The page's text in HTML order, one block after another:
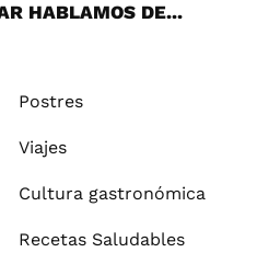
HABLAMOS DE...
Postres
Viajes
Cultura gastronómica
Recetas Saludables